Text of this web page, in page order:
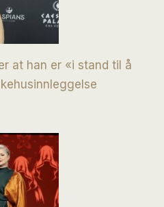
at han er «i stand til å